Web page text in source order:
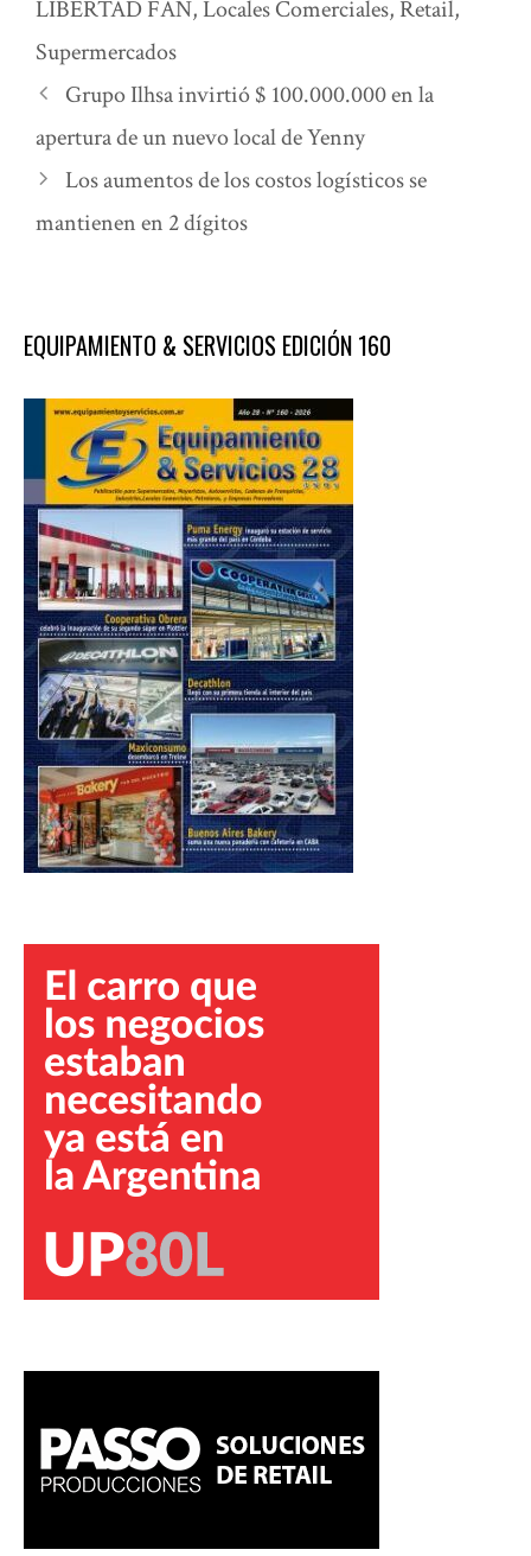
LIBERTAD FAN,Locales Comerciales, Retail,
Supermercados
Grupo Ilhsa invirtió $ 100.000.000 en la
apertura de un nuevo local de Yenny
Los aumentos de los costos logísticos se
mantienen en 2 dígitos
EQUIPAMIENTO & SERVICIOS EDICIÓN 160